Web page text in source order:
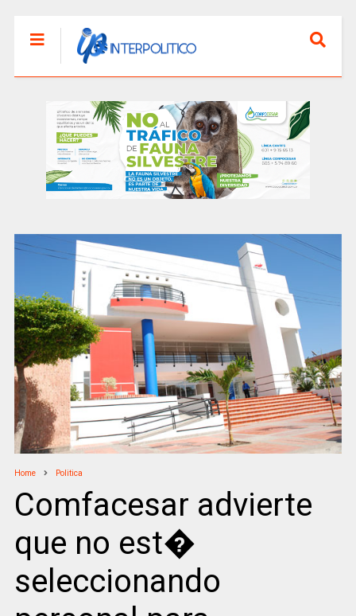
Home Politica
Comfacesar advierte
que no est�
seleccionando